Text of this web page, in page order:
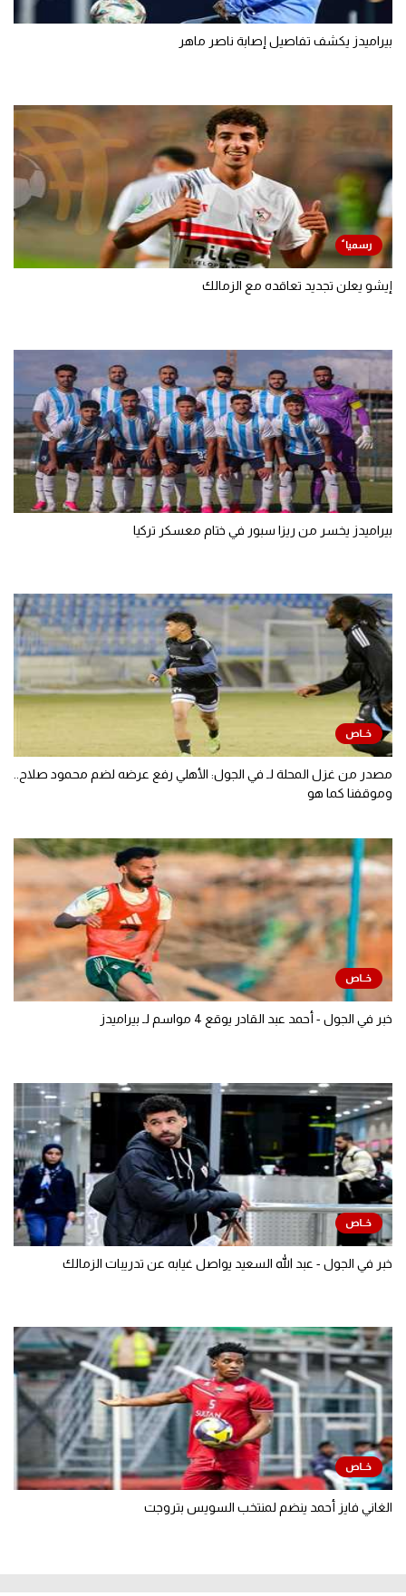
بيراميدز يكشف تفاصيل إصابة ناصر ماهر
إيشو يعلن تجديد تعاقده مع الزمالك
بيراميدز يخسر من ريزا سبور في ختام معسكر تركيا
مصدر من غزل المحلة لـ في الجول: الأهلي رفع عرضه لضم محمود صلاح..
وموقفنا كما هو
خبر في الجول - أحمد عبد القادر يوقع 4 مواسم لـ بيراميدز
خبر في الجول - عبد الله السعيد يواصل غيابه عن تدريبات الزمالك
الغاني فايز أحمد ينضم لمنتخب السويس بتروجت